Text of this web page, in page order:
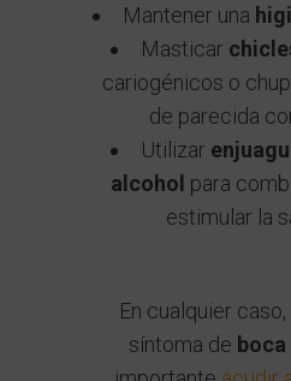
Mantener una
Masticar
cariogénicos o
de parecida
Utilizar
alcohol para
estimular la
En cualquier
síntoma de boca